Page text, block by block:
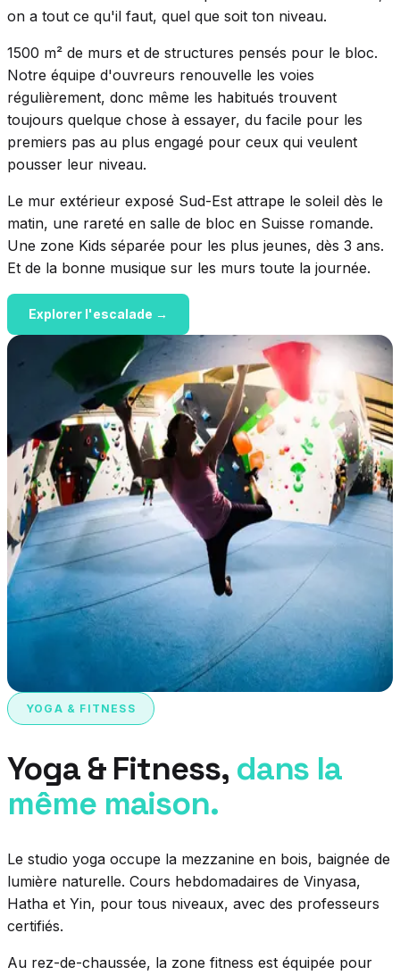
on a tout ce qu'il faut, quel que soit ton niveau.
1500 m² de murs et de structures pensés pour le bloc.
Notre équipe d'ouvreurs renouvelle les voies
régulièrement, donc même les habitués trouvent
toujours quelque chose à essayer, du facile pour les
premiers pas au plus engagé pour ceux qui veulent
pousser leur niveau.
Le mur extérieur exposé Sud-Est attrape le soleil dès le
matin, une rareté en salle de bloc en Suisse romande.
Une zone Kids séparée pour les plus jeunes, dès 3 ans.
Et de la bonne musique sur les murs toute la journée.
Explorer l'escalade →
YOGA & FITNESS
Yoga & Fitness, dans la
même maison.
Le studio yoga occupe la mezzanine en bois, baignée de
lumière naturelle. Cours hebdomadaires de Vinyasa,
Hatha et Yin, pour tous niveaux, avec des professeurs
certifiés.
Au rez-de-chaussée, la zone fitness est équipée pour